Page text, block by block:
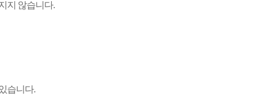
지 않습니다.
습니다.